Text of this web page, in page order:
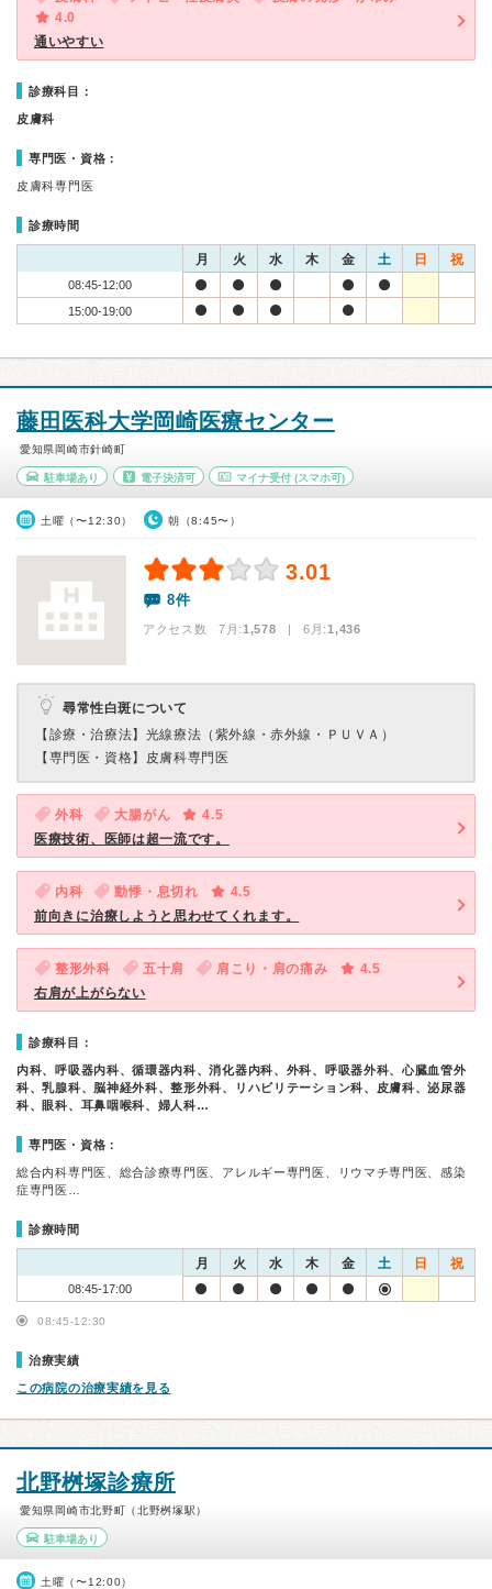
4.0
通いやすい
診療科目：
皮膚科
専門医・資格：
皮膚科専門医
診療時間
月 火 水 木 金 土 日 祝
08:45-12:00
15:00-19:00
藤田医科大学岡崎医療センター
愛知県岡崎市針崎町
駐車場あり 電子決済可 マイナ受付 (スマホ可)
土曜（〜12:30） 朝（8:45〜）
3.01
8件
アクセス数 7月:1,578 | 6月:1,436
尋常性白斑について
【診療・治療法】 光線療法（紫外線・赤外線・ＰＵＶＡ）
【専門医・資格】 皮膚科専門医
外科 大腸がん
4.5
医療技術、医師は超一流です。
内科 動悸・息切れ
4.5
前向きに治療しようと思わせてくれます。
整形外科 五十肩 肩こり・肩の痛み
4.5
右肩が上がらない
診療科目：
内科、呼吸器内科、循環器内科、消化器内科、外科、呼吸器外科、心臓血管外
科、乳腺科、脳神経外科、整形外科、リハビリテーション科、皮膚科、泌尿器
科、眼科、耳鼻咽喉科、婦人科…
専門医・資格：
総合内科専門医、総合診療専門医、アレルギー専門医、リウマチ専門医、感染
症専門医…
診療時間
月 火 水 木 金 土 日 祝
08:45-17:00
08:45-12:30
治療実績
この病院の治療実績を見る
北野桝塚診療所
愛知県岡崎市北野町（北野桝塚駅）
駐車場あり
土曜（〜12:00）